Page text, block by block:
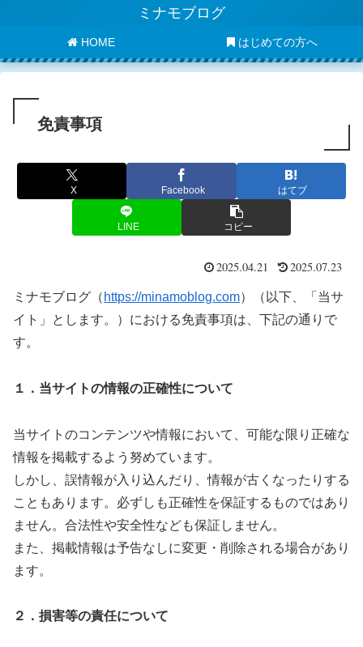
ミナモブログ
HOME はじめての方へ
免責事項
X Facebook はてブ
LINE コピー
2025.04.21 2025.07.23
ミナモブログ（ https://minamoblog.com）（以下、「当サ
イト」とします。）における免責事項は、下記の通りで
す。
１．当サイトの情報の正確性について
当サイトのコンテンツや情報において、可能な限り正確な
情報を掲載するよう努めています。
しかし、誤情報が入り込んだり、情報が古くなったりする
こともあります。必ずしも正確性を保証するものではあり
ません。合法性や安全性なども保証しません。
また、掲載情報は予告なしに変更・削除される場合があり
ます。
２．損害等の責任について